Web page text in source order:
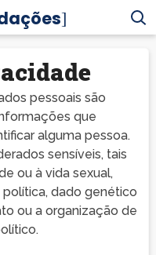
pessoais são
que
alguma pessoa.
sensíveis, tais
ou à vida sexual,
dado genético
ou a organização de